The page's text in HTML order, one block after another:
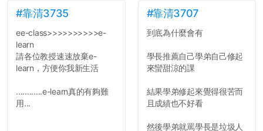
#靠清3735
ee-class>>>>>>>>>>e-
learn
請各位教授速速放棄e-
learn，方便你我新生活
............e-learn真的有夠難
用...
#靠清3707
到底為什麼會有
學長推薦自己學弟自己修起
來蠻甜涼的課
結果學弟修起來覺得很苦而
且成績也不好看
然後學弟就罵學長是垃圾人